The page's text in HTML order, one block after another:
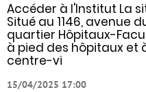
Accéder à l'Institut La
Situé au 1146, avenue
quartier Hôpitaux-
à pied des hôpitaux et
centre-vi
15/04/2025 17:00